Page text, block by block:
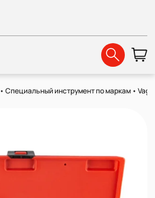
•Специальный инструмент по маркам •Vag